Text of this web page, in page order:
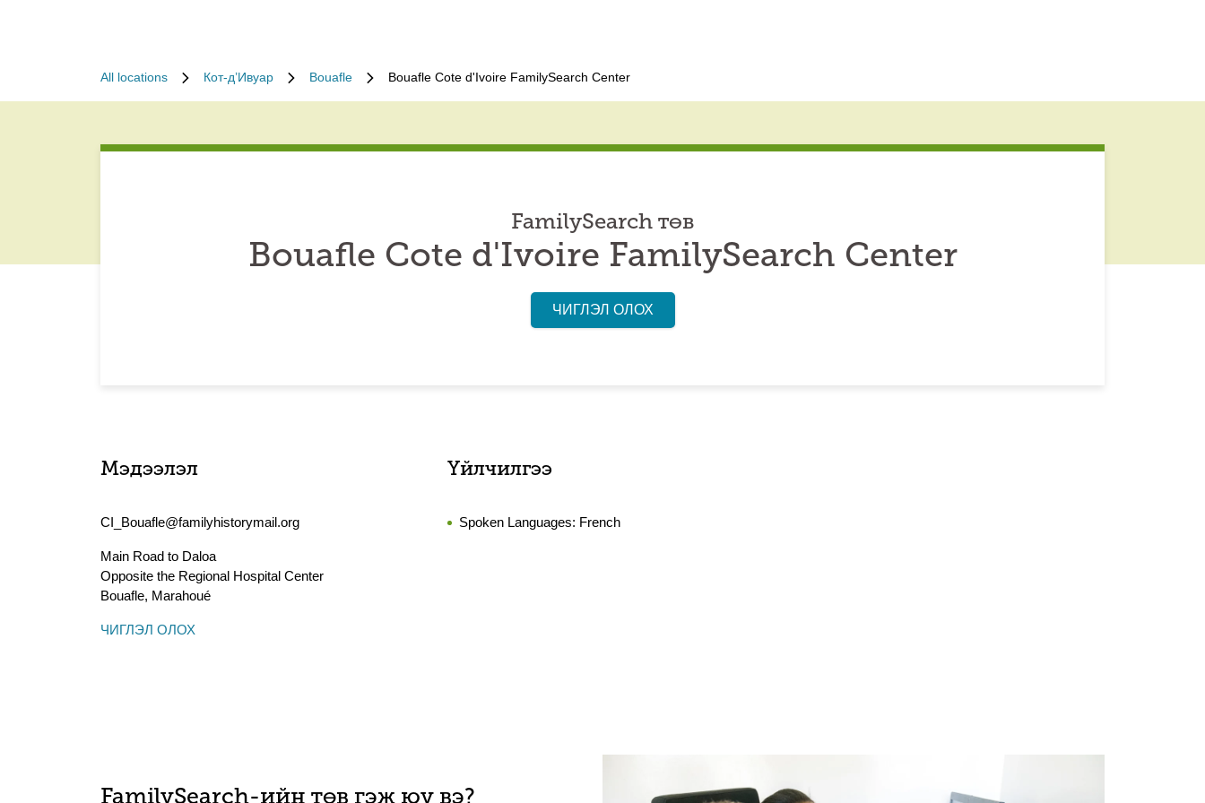
All locations Кот-д’Ивуар Bouafle Bouafle Cote d'Ivoire FamilySearch Center
FamilySearch төв
Bouafle Cote d'Ivoire FamilySearch Center
ЧИГЛЭЛ ОЛОХ
Мэдээлэл
CI_Bouafle@familyhistorymail.org
Main Road to Daloa
Opposite the Regional Hospital Center
Bouafle, Marahoué
ЧИГЛЭЛ ОЛОХ
Үйлчилгээ
Spoken Languages: French
FamilySearch-ийн төв гэж юу вэ?